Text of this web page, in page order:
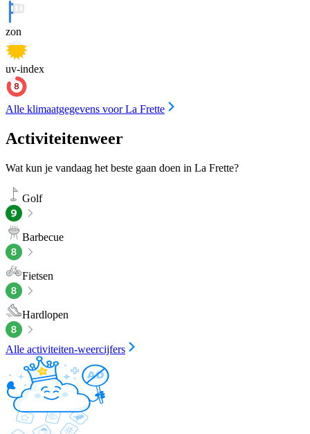
zon
uv-index
Alle klimaatgegevens voor La Frette
Activiteitenweer
Wat kun je vandaag het beste gaan doen in La Frette?
Golf
Barbecue
Fietsen
Hardlopen
Alle activiteiten-weercijfers